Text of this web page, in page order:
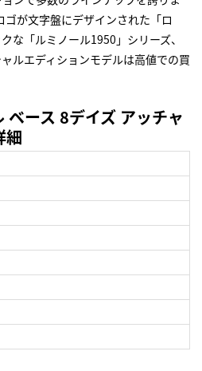
ゴが文字盤にデザインされた「ロ
な「ルミノール1950」シリーズ、
ルエディションモデルは高値での買
ベース 8デイズ アッチャ
細